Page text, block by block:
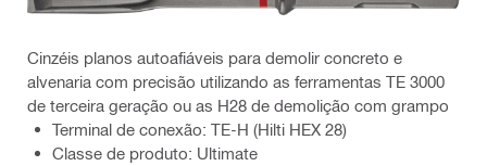
Cinzéis planos autoafiáveis para demolir concreto e
alvenaria com precisão utilizando as ferramentas TE 3000
de terceira geração ou as H28 de demolição com grampo
Terminal de conexão: TE-H (Hilti HEX 28)
Classe de produto: Ultimate